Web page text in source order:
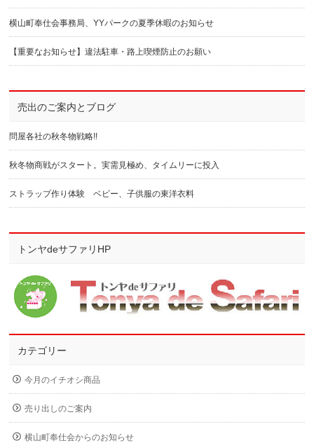
横山町奉仕会事務局、YYパークの夏季休暇のお知らせ
【重要なお知らせ】違法駐車・路上喫煙防止のお願い
売出のご案内とブログ
問屋各社の秋冬物戦略!!
秋冬物商戦がスタート。実需見極め、タイムリーに投入
ストラップ作り体験 ベビー、子供服の東洋衣料
トンヤdeサファリHP
カテゴリー
今月のイチオシ商品
売り出しのご案内
横山町奉仕会からのお知らせ